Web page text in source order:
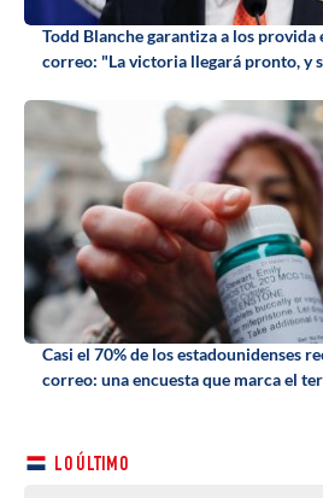
Todd Blanche garantiza a los
correo: "La victoria llegará pronto, y
Casi el 70% de los estadounidenses
correo: una encuesta que marca el
LO ÚLTIMO